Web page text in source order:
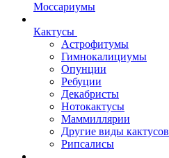
Моссариумы
Кактусы
Астрофитумы
Гимнокалициумы
Опунции
Ребуции
Декабристы
Нотокактусы
Маммиллярии
Другие виды кактусов
Рипсалисы